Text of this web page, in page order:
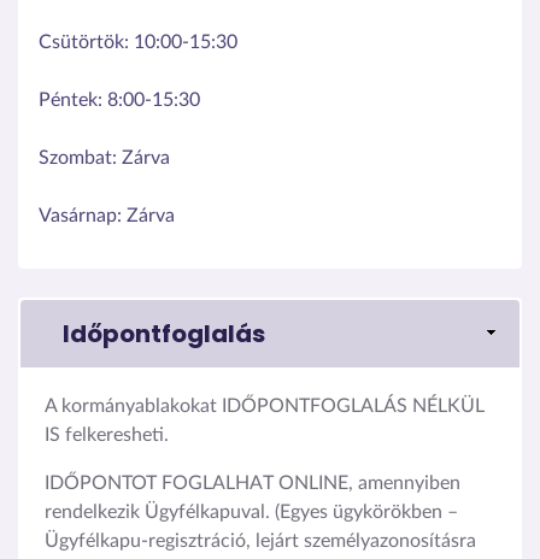
Csütörtök: 10:00-15:30
Péntek: 8:00-15:30
Szombat: Zárva
Vasárnap: Zárva
Időpontfoglalás
A kormányablakokat IDŐPONTFOGLALÁS NÉLKÜL
IS felkeresheti.
IDŐPONTOT FOGLALHAT ONLINE, amennyiben
rendelkezik Ügyfélkapuval. (Egyes ügykörökben –
Ügyfélkapu-regisztráció, lejárt személyazonosításra